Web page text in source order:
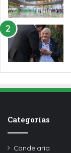
Categorías
Candelaria